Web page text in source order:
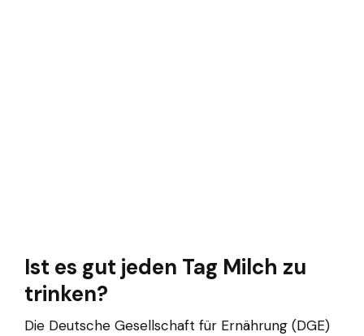
Ist es gut jeden Tag Milch zu
trinken?
Die Deutsche Gesellschaft für Ernährung (DGE)